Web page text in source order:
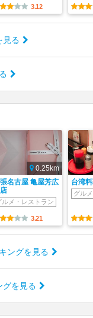
3.12
見る
0.25km
名古屋 亀屋芳広
ルメ・レストラン
3.21
台湾
グル
ングを見る
グを見る